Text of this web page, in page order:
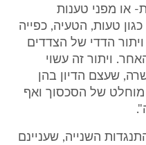
או מפני טענות
טעות, הטעיה, כפייה
הדדי של הצדדים
ויתור זה עשוי
שעצם הדיון בהן
מוחלט של הסכסוך ואף
השנייה, שעניינם